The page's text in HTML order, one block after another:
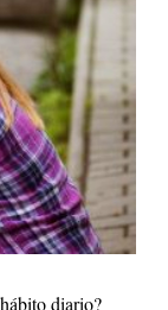
diario?